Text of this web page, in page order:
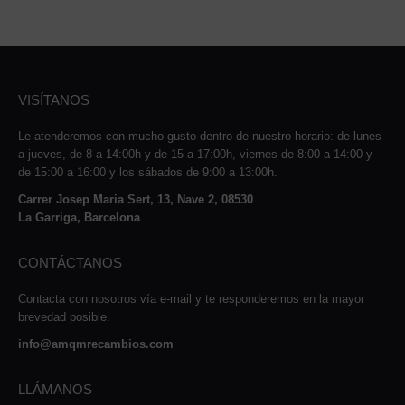
VISÍTANOS
Le atenderemos con mucho gusto dentro de nuestro horario: de lunes
a jueves, de 8 a 14:00h y de 15 a 17:00h, viernes de 8:00 a 14:00 y
de 15:00 a 16:00 y los sábados de 9:00 a 13:00h.
Carrer Josep Maria Sert, 13, Nave 2, 08530
La Garriga, Barcelona
CONTÁCTANOS
Contacta con nosotros vía e-mail y te responderemos en la mayor
brevedad posible.
info@amqmrecambios.com
LLÁMANOS